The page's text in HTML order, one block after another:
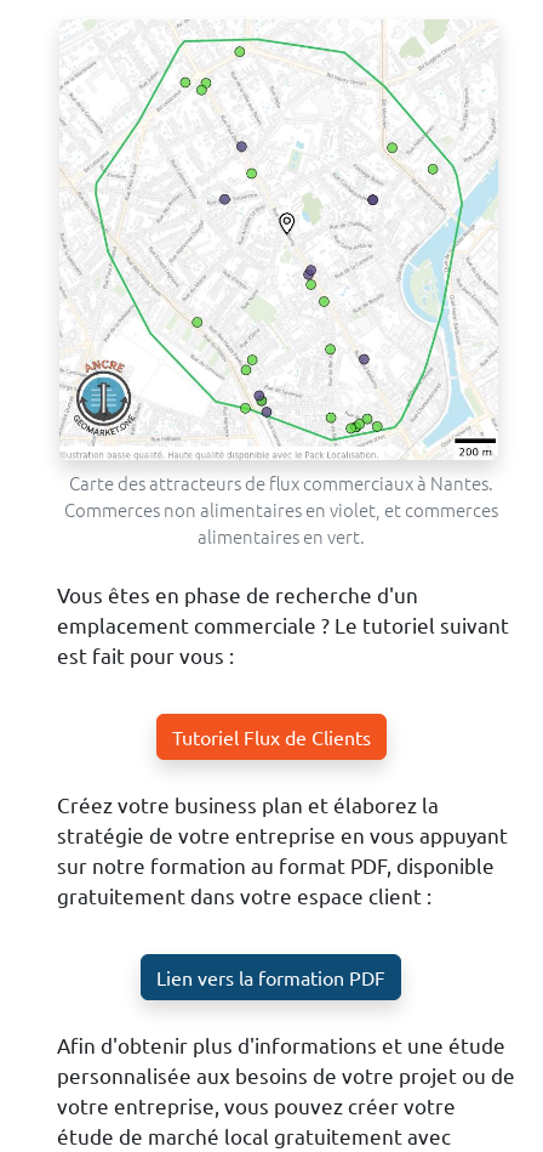
Carte des attracteurs de flux commerciaux à Nantes.
Commerces non alimentaires en violet, et commerces
alimentaires en vert.
Vous êtes en phase de recherche d'un
emplacement commerciale ? Le tutoriel suivant
est fait pour vous :
Tutoriel Flux de Clients
Créez votre business plan et élaborez la
stratégie de votre entreprise en vous appuyant
sur notre formation au format PDF, disponible
gratuitement dans votre espace client :
Lien vers la formation PDF
Afin d'obtenir plus d'informations et une étude
personnalisée aux besoins de votre projet ou de
votre entreprise, vous pouvez créer votre
étude de marché local gratuitement avec